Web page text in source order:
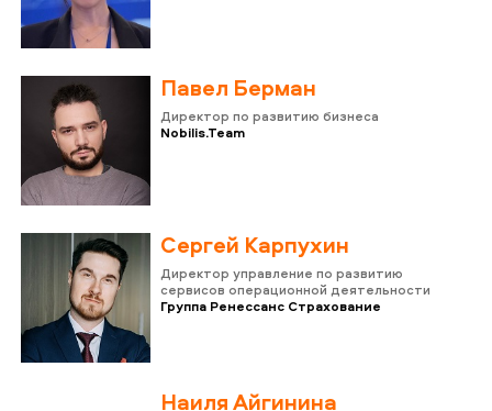
Павел Берман
Директор по развитию бизнеса
Nobilis.Team
Сергей Карпухин
Директор управление по развитию
сервисов операционной деятельности
Группа Ренессанс Страхование
Наиля Айгинина